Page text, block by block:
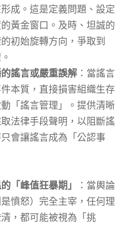
成。這是定義問題、設定
黃金窗口。及時、坦誠的
初始旋轉方向，爭取到
謠言或嚴重誤解 ：當謠言
本質，直接損害組織生存
「謠言管理」。提供清晰
法律手段聲明，以阻斷謠
會讓謠言成為「公認事
「峰值狂暴期」
：當輿論
憤怒）完全主宰，任何理
，都可能被視為「挑